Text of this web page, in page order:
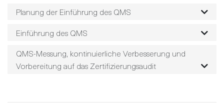
Planung der Einführung des QMS
Einführung des QMS
QMS-Messung, kontinuierliche Verbesserung und
Vorbereitung auf das Zertifizierungsaudit